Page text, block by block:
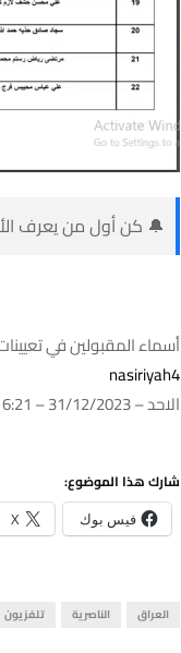
🔔 كن أول من يعرف
أسماء المقبولين في
nasiriyah4
الاحد – 31/12/2023 – 16:21
شارك هذا الموضوع:
فيس بوك X
العراق الناصرية تلفزيون